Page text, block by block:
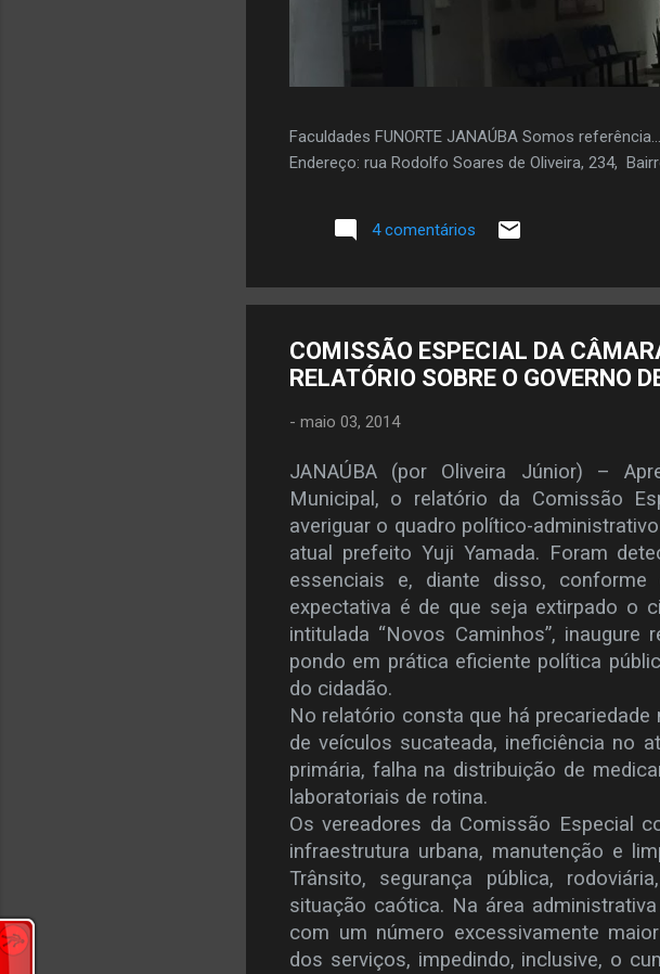
Faculdades FUNORTE JANAÚBA Somos
Endereço: rua Rodolfo Soares de Oliveira, 234,
4 comentários
COMISSÃO ESPECIAL DA
RELATÓRIO SOBRE O GOVERNO
- maio 03, 2014
JANAÚBA (por Oliveira Júnior) –
Municipal, o relatório da Comissão
averiguar o quadro político-
atual prefeito Yuji Yamada. Foram
essenciais e, diante disso,
expectativa é de que seja extirpado o
intitulada “Novos Caminhos”,
pondo em prática eficiente política
do cidadão.
No relatório consta que há
de veículos sucateada, ineficiência no
primária, falha na distribuição de
laboratoriais de rotina.
Os vereadores da Comissão Especial
infraestrutura urbana, manutenção e
Trânsito, segurança pública,
situação caótica. Na área
com um número excessivamente
dos serviços, impedindo, inclusive, o